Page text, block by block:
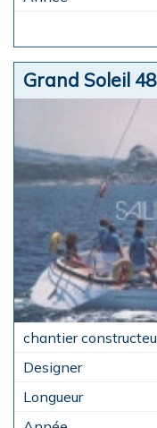
Grand Soleil 48